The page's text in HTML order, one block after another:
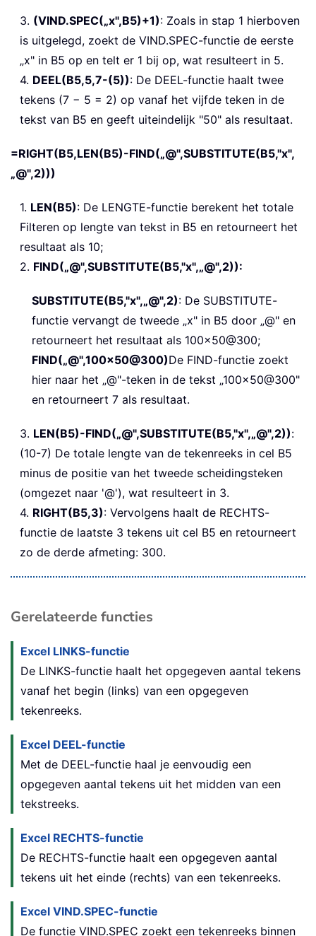
3. (VIND.SPEC(„x",B5)+1): Zoals in stap 1 hierboven
is uitgelegd, zoekt de VIND.SPEC-functie de eerste
„x" in B5 op en telt er 1 bij op, wat resulteert in 5.
4. DEEL(B5,5,7-(5)): De DEEL-functie haalt twee
tekens (7 − 5 = 2) op vanaf het vijfde teken in de
tekst van B5 en geeft uiteindelijk "50" als resultaat.
=RIGHT(B5,LEN(B5)-FIND(„@",SUBSTITUTE(B5,"x",
„@",2)))
1. LEN(B5): De LENGTE-functie berekent het totale
Filteren op lengte van tekst in B5 en retourneert het
resultaat als 10;
2. FIND(„@",SUBSTITUTE(B5,"x",„@",2)):
SUBSTITUTE(B5,"x",„@",2): De SUBSTITUTE-
functie vervangt de tweede „x" in B5 door „@" en
retourneert het resultaat als 100x50@300;
FIND(„@",100x50@300)De FIND-functie zoekt
hier naar het „@"-teken in de tekst „100x50@300"
en retourneert 7 als resultaat.
3. LEN(B5)-FIND(„@",SUBSTITUTE(B5,"x",„@",2)):
(10-7) De totale lengte van de tekenreeks in cel B5
minus de positie van het tweede scheidingsteken
(omgezet naar '@'), wat resulteert in 3.
4. RIGHT(B5,3): Vervolgens haalt de RECHTS-
functie de laatste 3 tekens uit cel B5 en retourneert
zo de derde afmeting: 300.
Gerelateerde functies
Excel LINKS-functie
De LINKS-functie haalt het opgegeven aantal tekens
vanaf het begin (links) van een opgegeven
tekenreeks.
Excel DEEL-functie
Met de DEEL-functie haal je eenvoudig een
opgegeven aantal tekens uit het midden van een
tekstreeks.
Excel RECHTS-functie
De RECHTS-functie haalt een opgegeven aantal
tekens uit het einde (rechts) van een tekenreeks.
Excel VIND.SPEC-functie
De functie VIND.SPEC zoekt een tekenreeks binnen